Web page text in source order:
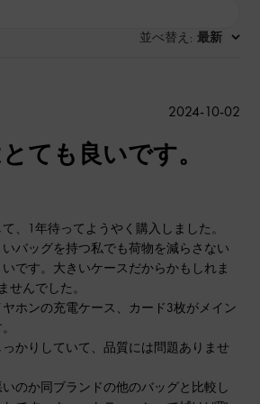
並べ替え : 最新
ても良いです。
、1年待ってようやく購入しました。
バッグを持つ私でも荷物を減らさない
です。大きいケースだからかもしれま
せんでした。
ホンの充電ケース、カード3枚がメイン
かりしていて、品質には問題ありませ
のか同ブランドの他のバッグと比較し
公
2024-10-02